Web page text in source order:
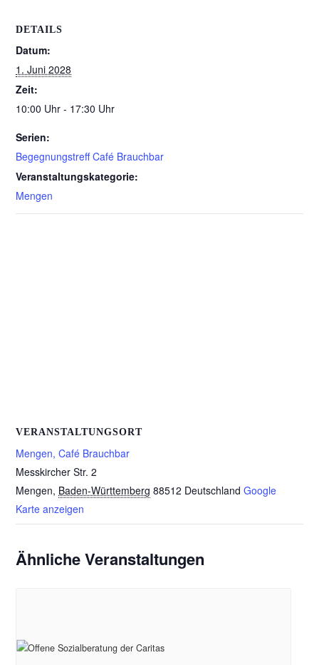
DETAILS
Datum:
1. Juni 2028
Zeit:
10:00 Uhr - 17:30 Uhr
Serien:
Begegnungstreff Café Brauchbar
Veranstaltungskategorie:
Mengen
VERANSTALTUNGSORT
Mengen, Café Brauchbar
Messkircher Str. 2
Mengen, Baden-Württemberg 88512 Deutschland Google
Karte anzeigen
Ähnliche Veranstaltungen